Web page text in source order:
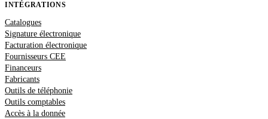
INTÉGRATIONS
Catalogues
Signature électronique
Facturation électronique
Fournisseurs CEE
Financeurs
Fabricants
Outils de téléphonie
Outils comptables
Accès à la donnée